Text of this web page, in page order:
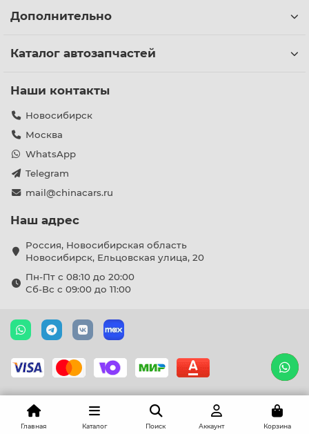
Дополнительно
Каталог автозапчастей
Наши контакты
Новосибирск
Москва
WhatsApp
Telegram
mail@chinacars.ru
Наш адрес
Россия, Новосибирская область
Новосибирск, Ельцовская улица, 20
Пн-Пт с 08:10 до 20:00
Сб-Вс с 09:00 до 11:00
Главная Каталог Поиск Аккаунт Корзина